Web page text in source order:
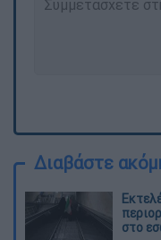
Διαβάστε
στο